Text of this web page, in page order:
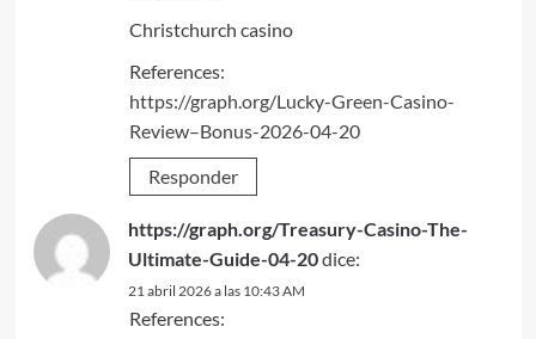
Christchurch casino
References:
https://graph.org/Lucky-Green-Casino-
Review–Bonus-2026-04-20
Responder
https://graph.org/Treasury-Casino-The-
Ultimate-Guide-04-20dice:
21 abril 2026 a las 10:43 AM
References: